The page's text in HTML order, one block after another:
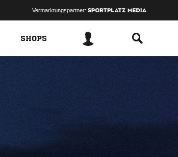
Vermarktungspartner:
SHOPS